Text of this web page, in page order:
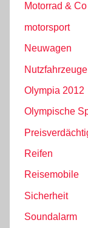
Motorrad & Co
motorsport
Neuwagen
Nutzfahrzeuge
Olympia 2012
Olympische
Reifen
Reisemobile
Sicherheit
Soundalarm